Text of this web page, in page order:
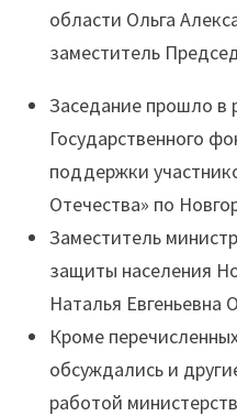
области Ольга
заместитель
Заседание прошло в
Государственного
поддержки
Отечества» по
Заместитель
защиты населения
Наталья Евгеньевна
Кроме
обсуждались и
работой